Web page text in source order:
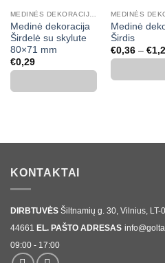
Medinė dekoracija
Širdelė su skylute
80×71 mm
€0,29
Medinė
Širdis
€0,36 – €
KONTAKTAI
DIRBTUVĖS Šiltnamių g. 30, Vilnius, LT-
44661 EL. PAŠTO ADRESAS
09:00 - 17:00